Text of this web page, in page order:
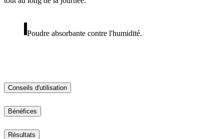
Poudre absorbante contre l'humidité.
Conseils d'utilisation
Bénéfices
Résultats